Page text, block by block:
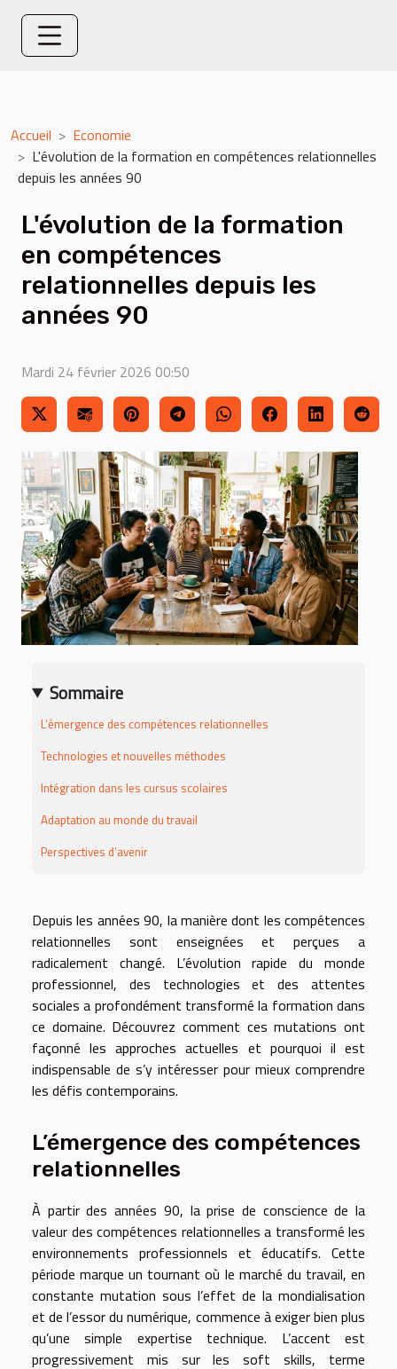
Accueil
Economie
L'évolution de la formation en compétences relationnelles
depuis les années 90
L'évolution de la formation
en compétences
relationnelles depuis les
années 90
Mardi 24 février 2026 00:50
Sommaire
L’émergence des compétences relationnelles
Technologies et nouvelles méthodes
Intégration dans les cursus scolaires
Adaptation au monde du travail
Perspectives d’avenir
Depuis les années 90, la manière dont les compétences
relationnelles sont enseignées et perçues a
radicalement changé. L’évolution rapide du monde
professionnel, des technologies et des attentes
sociales a profondément transformé la formation dans
ce domaine. Découvrez comment ces mutations ont
façonné les approches actuelles et pourquoi il est
indispensable de s’y intéresser pour mieux comprendre
les défis contemporains.
L’émergence des compétences
relationnelles
À partir des années 90, la prise de conscience de la
valeur des compétences relationnelles a transformé les
environnements professionnels et éducatifs. Cette
période marque un tournant où le marché du travail, en
constante mutation sous l’effet de la mondialisation
et de l’essor du numérique, commence à exiger bien plus
qu’une simple expertise technique. L’accent est
progressivement mis sur les soft skills, terme